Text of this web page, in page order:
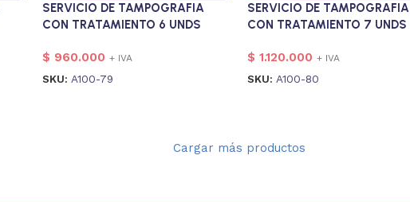
SERVICIO DE TAMPOGRAFIA
CON TRATAMIENTO 6 UNDS
$ 960.000 + IVA
SKU: A100-79
SERVICIO DE TAMPOGRAFIA
CON TRATAMIENTO 7 UNDS
$ 1.120.000 + IVA
SKU: A100-80
Cargar más productos